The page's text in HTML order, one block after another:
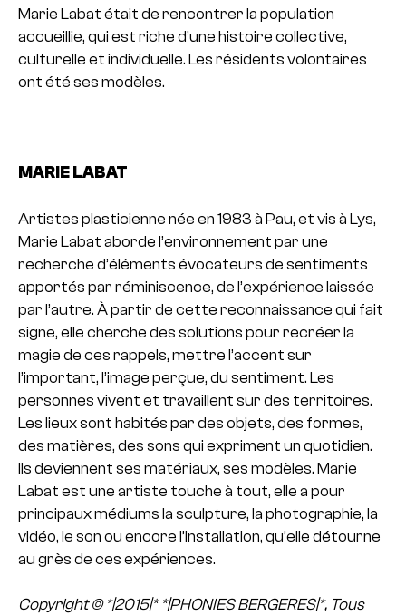
Marie Labat était de rencontrer la population
accueillie, qui est riche d’une histoire collective,
culturelle et individuelle. Les résidents volontaires
ont été ses modèles.
MARIE LABAT
Artistes plasticienne née en 1983 à Pau, et vis à Lys,
Marie Labat aborde l’environnement par une
recherche d’éléments évocateurs de sentiments
apportés par réminiscence, de l’expérience laissée
par l’autre. À partir de cette reconnaissance qui fait
signe, elle cherche des solutions pour recréer la
magie de ces rappels, mettre l’accent sur
l’important, l’image perçue, du sentiment. Les
personnes vivent et travaillent sur des territoires.
Les lieux sont habités par des objets, des formes,
des matières, des sons qui expriment un quotidien.
Ils deviennent ses matériaux, ses modèles. Marie
Labat est une artiste touche à tout, elle a pour
principaux médiums la sculpture, la photographie, la
vidéo, le son ou encore l’installation, qu’elle détourne
au grès de ces expériences.
Copyright © *|2015|* *|PHONIES BERGERES|*, Tous